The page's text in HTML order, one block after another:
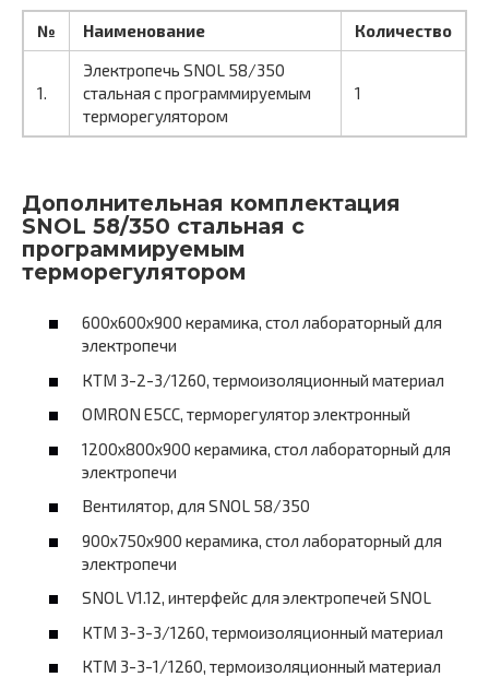
№ Наименование Количество
1.
Электропечь SNOL 58/350
стальная c программируемым
терморегулятором
1
Дополнительная комплектация
SNOL 58/350 стальная c
программируемым
терморегулятором
600х600х900 керамика, стол лабораторный для
электропечи
КТМ 3-2-3/1260, термоизоляционный материал
OMRON E5CC, терморегулятор электронный
1200х800х900 керамика, стол лабораторный для
электропечи
Вентилятор, для SNOL 58/350
900х750х900 керамика, стол лабораторный для
электропечи
SNOL V1.12, интерфейс для электропечей SNOL
КТМ 3-3-3/1260, термоизоляционный материал
КТМ 3-3-1/1260, термоизоляционный материал